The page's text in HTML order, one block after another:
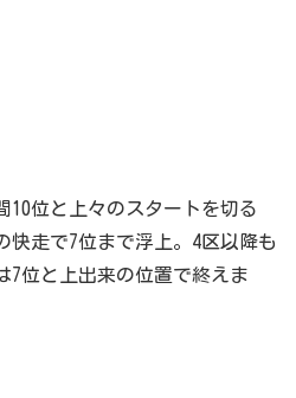
10位と上々のスタートを切る
快走で7位まで浮上。4区以降も
7位と上出来の位置で終えま